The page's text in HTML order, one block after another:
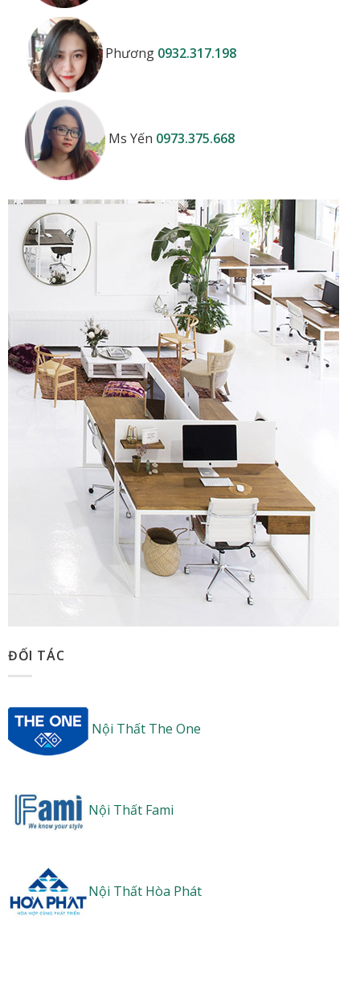
Phương 0932.317.198
Ms Yến 0973.375.668
ĐỐI TÁC
Nội Thất The One
Nội Thất Fami
Nội Thất Hòa Phát